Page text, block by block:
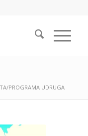
PROGRAMA UDRUGA